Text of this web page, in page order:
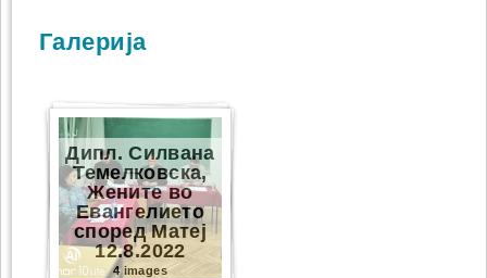
Галерија
Дипл. Силвана
Темелковска,
Жените во
Евангелието
според Матеј
12.8.2022
4 images